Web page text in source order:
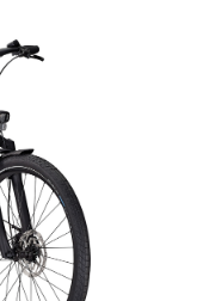
Hij heeft
dagelijks
Line SX motor,
en een zeer
een uitzonderlijk
bagagedrager
kun je je fiets
leven zonder